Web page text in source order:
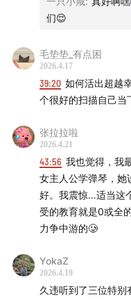
CBT（认知行为
时，扭曲的想法催生不
法。CBT 同时从两端切
行为。
08:31
过程中，由于主要照顾
失或关系不稳定，导
Her：2013 年上
斯派克·琼斯（Spike
以身体症状的形式表现
等，但医学检查往往
值的事 」
尝试在自己的生活
西。
不总是献祭出去。
做个番茄炒蛋也是玩。
生活可以没意义，但
们😌
毛垫垫_有点困
2026.4.17
39:20 如何活出超越
个很好的扫描自己当
张拉拉啦
2026.4.21
43:56 我也觉得，我
女主人公学弹琴，她
好。我震惊…适当这
受的教育就是0或全
力争中游的🥲
YokaZ
2026.4.19
久违听到了三位特别